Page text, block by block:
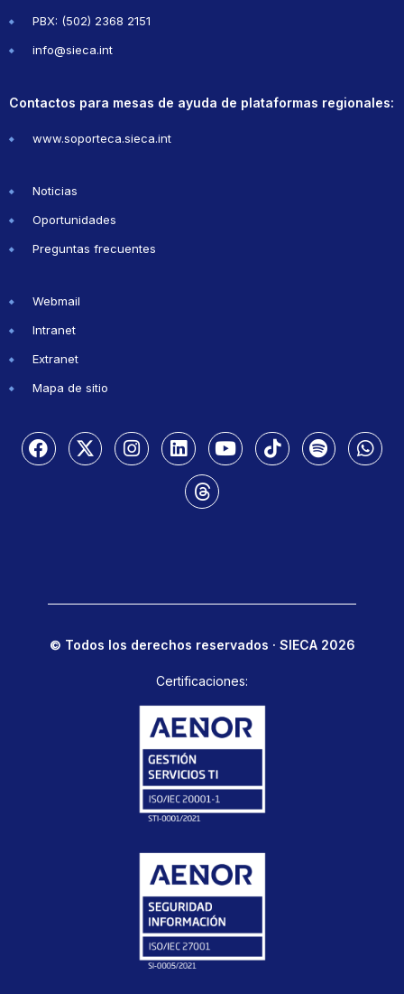
PBX: (502) 2368 2151
info@sieca.int
Contactos para mesas de ayuda de plataformas regionales:
www.soporteca.sieca.int
Noticias
Oportunidades
Preguntas frecuentes
Webmail
Intranet
Extranet
Mapa de sitio
© Todos los derechos reservados · SIECA 2026
Certificaciones: